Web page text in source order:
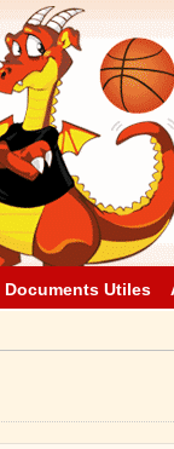
Documents Utiles